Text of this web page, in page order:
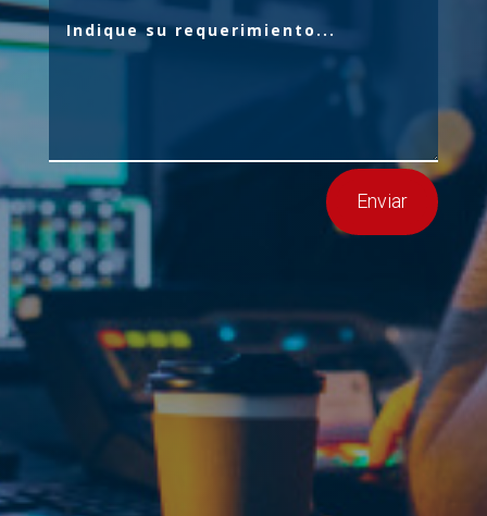
Enviar
 Sannet Soluciones, C.A.
Av. Del Centro . Piso 8, Of. 8-D, Edf Mega
IV
Los Dos Caminos, Caracas-Venezuela,